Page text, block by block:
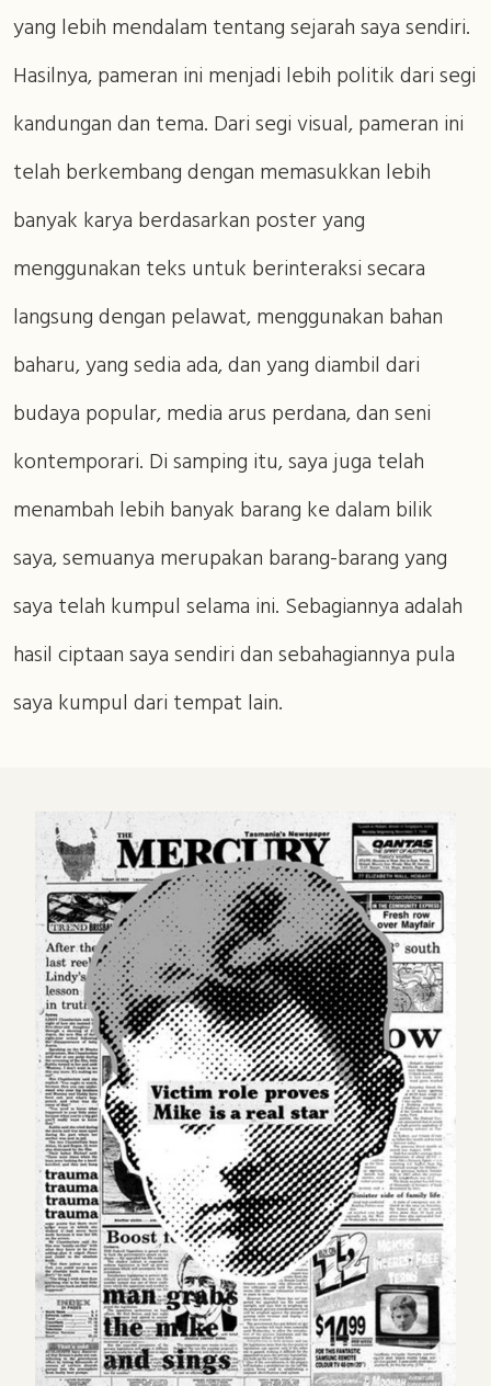
yang lebih mendalam tentang sejarah saya sendiri.
Hasilnya, pameran ini menjadi lebih politik dari segi
kandungan dan tema. Dari segi visual, pameran ini
telah berkembang dengan memasukkan lebih
banyak karya berdasarkan poster yang
menggunakan teks untuk berinteraksi secara
langsung dengan pelawat, menggunakan bahan
baharu, yang sedia ada, dan yang diambil dari
budaya popular, media arus perdana, dan seni
kontemporari. Di samping itu, saya juga telah
menambah lebih banyak barang ke dalam bilik
saya, semuanya merupakan barang-barang yang
saya telah kumpul selama ini. Sebagiannya adalah
hasil ciptaan saya sendiri dan sebahagiannya pula
saya kumpul dari tempat lain.